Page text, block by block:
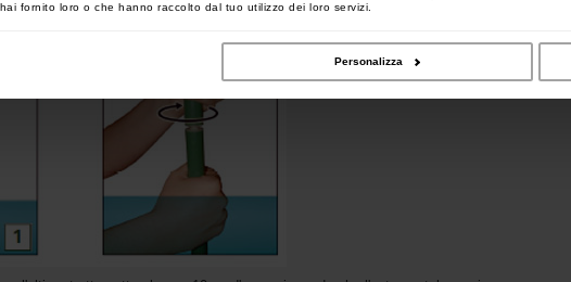
fornito loro o che hanno raccolto dal tuo utilizzo dei loro servizi.
Personalizza